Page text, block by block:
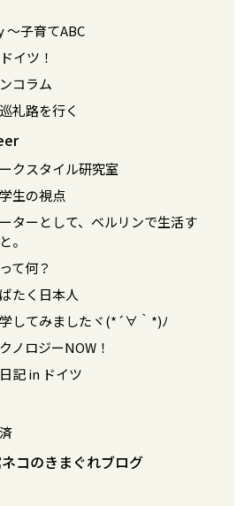
〜子育てABC
イツ！
コラム
礼路を行く
クスタイル研究室
生の視点
ターとして、ベルリンで生活す
。
て何？
たく日本人
してみましたヾ(*´∀｀*)ﾉ
ノロジーNOW！
記 in ドイツ
コのきまぐれブログ